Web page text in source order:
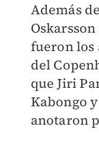
Además de
fueron los
del
queJiri
Kabongo y
anotaron